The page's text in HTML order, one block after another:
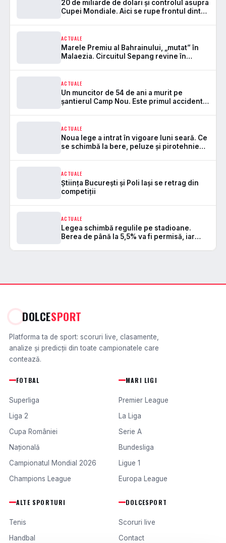
20 de miliarde de dolari și controlul asupra
Cupei Mondiale. Aici se rupe frontul dintre
ACTUALE
Marele Premiu al Bahrainului, „mutat” în
Malaezia. Circuitul Sepang revine în
ACTUALE
Un muncitor de 54 de ani a murit pe
șantierul Camp Nou. Este primul accident
ACTUALE
Noua lege a intrat în vigoare luni seară. Ce
se schimbă la bere, peluze și pirotehnie
ACTUALE
Știința București și Poli Iași se retrag din
competiții
ACTUALE
Legea schimbă regulile pe stadioane.
Berea de până la 5,5% va fi permisă, iar
DOLCESPORT
Platforma ta de sport: scoruri live, clasamente,
analize și predicții din toate campionatele care
contează.
FOTBAL
Superliga
Liga 2
Cupa României
Națională
Campionatul Mondial 2026
Champions League
MARI LIGI
Premier League
La Liga
Serie A
Bundesliga
Ligue 1
Europa League
ALTE SPORTURI
Tenis
Handbal
DOLCESPORT
Scoruri live
Contact